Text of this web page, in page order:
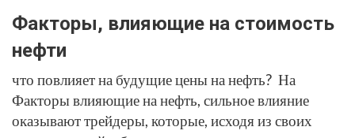
Факторы, влияющие на стоимость
нефти
что повлияет на будущие цены на нефть? На
Факторы влияющие на нефть, сильное влияние
оказывают трейдеры, которые, исходя из своих